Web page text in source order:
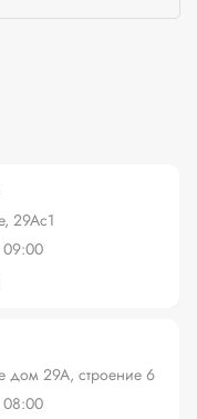
29Ас1
09:00
дом 29А, строение 6
08:00